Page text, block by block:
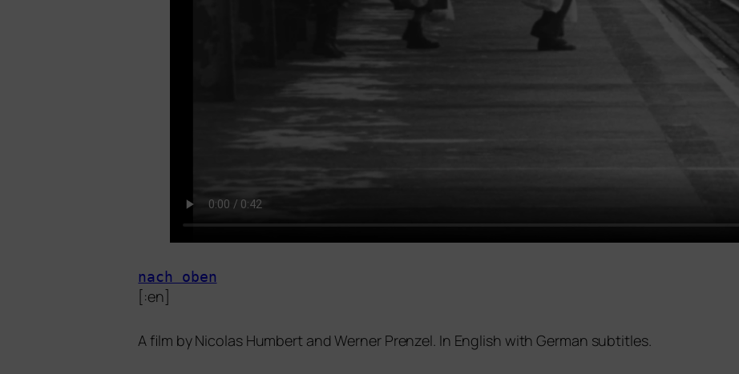
nach oben
[:en]
A film by Nicolas Humbert and Werner Prenzel. In English with German subtitles.